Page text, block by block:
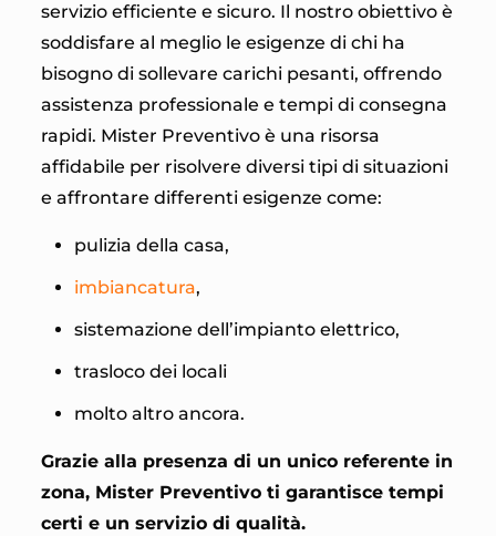
servizio efficiente e sicuro. Il nostro obiettivo è
soddisfare al meglio le esigenze di chi ha
bisogno di sollevare carichi pesanti, offrendo
assistenza professionale e tempi di consegna
rapidi. Mister Preventivo è una risorsa
affidabile per risolvere diversi tipi di situazioni
e affrontare differenti esigenze come:
pulizia della casa,
imbiancatura,
sistemazione dell’impianto elettrico,
trasloco dei locali
molto altro ancora.
Grazie alla presenza di un unico referente in
zona, Mister Preventivo ti garantisce tempi
certi e un servizio di qualità.